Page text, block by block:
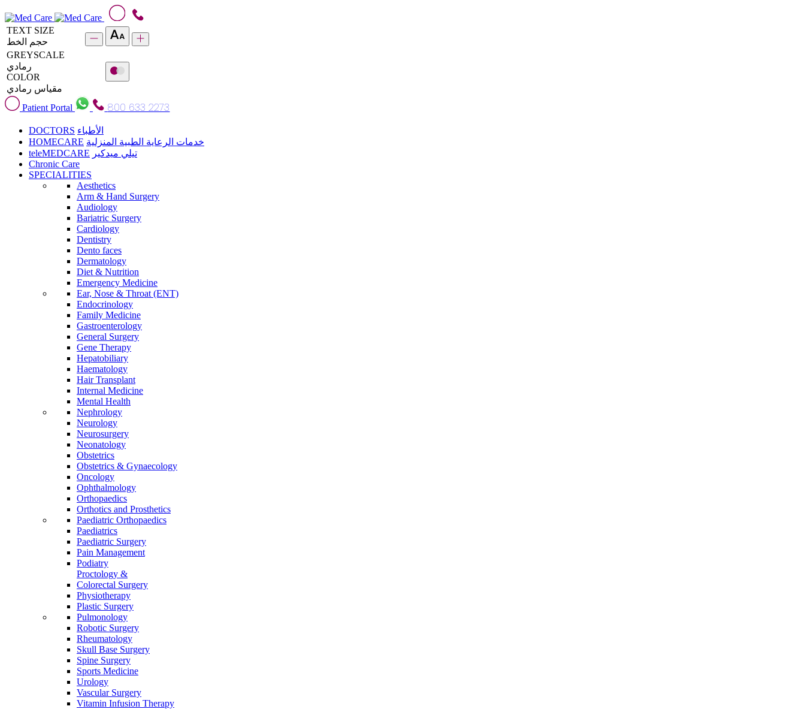
TEXT SIZE
حجم الخط
GREYSCALE
رمادي
COLOR
مقياس رمادي
Patient Portal
800 633 2273
DOCTORS الأطباء
HOMECARE خدمات الرعاية الطبية المنزلية
teleMEDCARE تيلي ميدكير
Chronic Care
SPECIALITIES
Aesthetics
Arm & Hand Surgery
Audiology
Bariatric Surgery
Cardiology
Dentistry
Dento faces
Dermatology
Diet & Nutrition
Emergency Medicine
Ear, Nose & Throat (ENT)
Endocrinology
Family Medicine
Gastroenterology
General Surgery
Gene Therapy
Hepatobiliary
Haematology
Hair Transplant
Internal Medicine
Mental Health
Nephrology
Neurology
Neurosurgery
Neonatology
Obstetrics
Obstetrics & Gynaecology
Oncology
Ophthalmology
Orthopaedics
Orthotics and Prosthetics
Paediatric Orthopaedics
Paediatrics
Paediatric Surgery
Pain Management
Podiatry
Proctology &
Colorectal Surgery
Physiotherapy
Plastic Surgery
Pulmonology
Robotic Surgery
Rheumatology
Skull Base Surgery
Spine Surgery
Sports Medicine
Urology
Vascular Surgery
Vitamin Infusion Therapy